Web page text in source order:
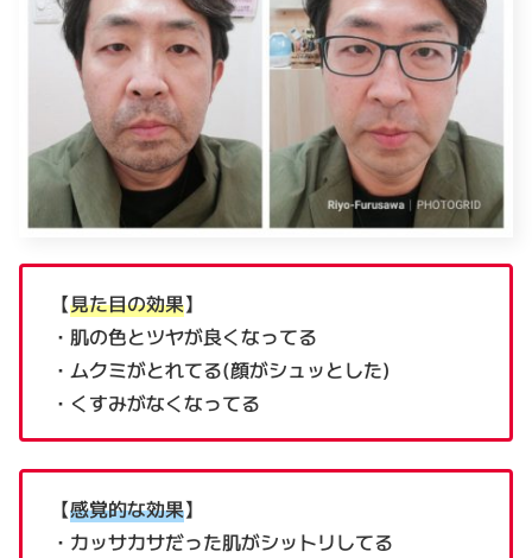
【見た目の効果】
・肌の色とツヤが良くなってる
・ムクミがとれてる(顔がシュッとした)
・くすみがなくなってる
【感覚的な効果】
・カッサカサだった肌がシットリしてる